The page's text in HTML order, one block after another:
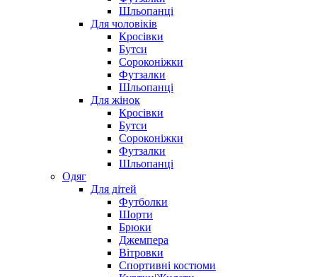
Шльопанці
Для чоловіків
Кросівки
Бутси
Сороконіжки
Футзалки
Шльопанці
Для жінок
Кросівки
Бутси
Сороконіжки
Футзалки
Шльопанці
Одяг
Для дітей
Футболки
Шорти
Брюки
Джемпера
Вітровки
Спортивні костюми